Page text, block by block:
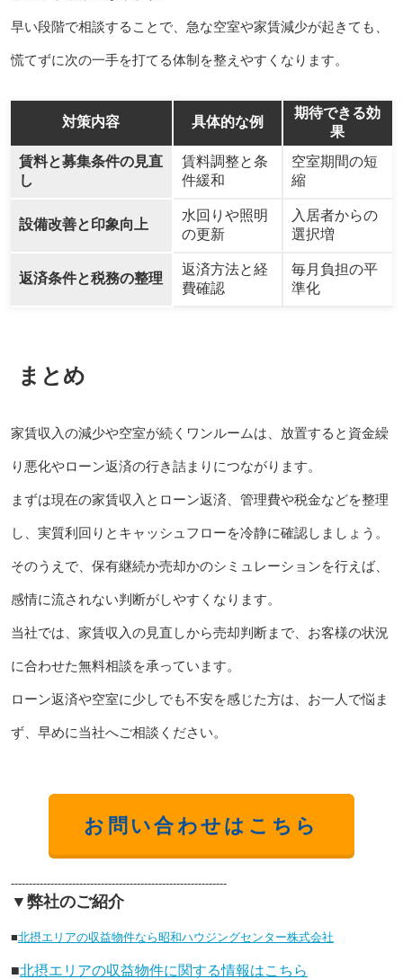
早い段階で相談することで、急な空室や家賃減少が起きても、
慌てずに次の一手を打てる体制を整えやすくなります。
対策内容 具体的な例
期待できる効
果
賃料と募集条件の見直
し
賃料調整と条
件緩和
空室期間の短
縮
設備改善と印象向上
水回りや照明
の更新
入居者からの
選択増
返済条件と税務の整理
返済方法と経
費確認
毎月負担の平
準化
まとめ
家賃収入の減少や空室が続くワンルームは、放置すると資金繰
り悪化やローン返済の行き詰まりにつながります。
まずは現在の家賃収入とローン返済、管理費や税金などを整理
し、実質利回りとキャッシュフローを冷静に確認しましょう。
そのうえで、保有継続か売却かのシミュレーションを行えば、
感情に流されない判断がしやすくなります。
当社では、家賃収入の見直しから売却判断まで、お客様の状況
に合わせた無料相談を承っています。
ローン返済や空室に少しでも不安を感じた方は、お一人で悩ま
ず、早めに当社へご相談ください。
お問い合わせはこちら
------------------------------------------------------------
▼弊社のご紹介
■北摂エリアの収益物件なら昭和ハウジングセンター株式会社
■北摂エリアの収益物件に関する情報はこちら